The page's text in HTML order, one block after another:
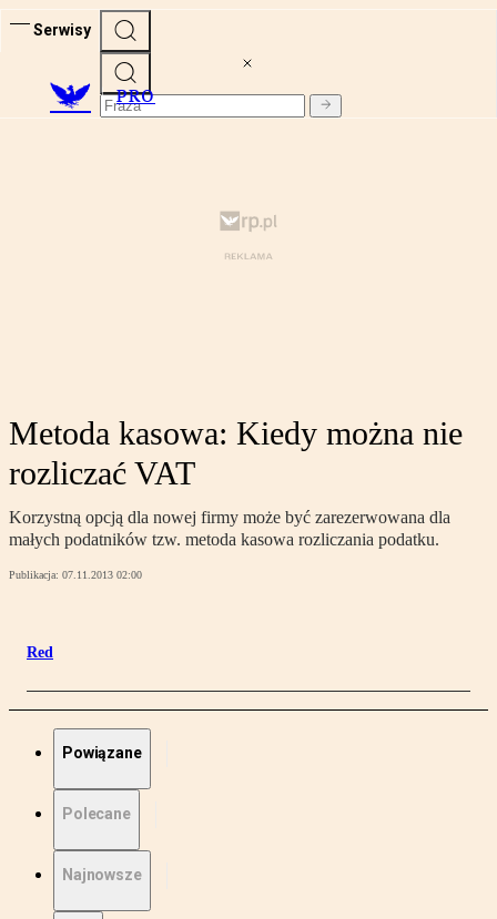
Serwisy
PRO
Metoda kasowa: Kiedy można nie
rozliczać VAT
Korzystną opcją dla nowej firmy może być zarezerwowana dla
małych podatników tzw. metoda kasowa rozliczania podatku.
Publikacja: 07.11.2013 02:00
Red
Powiązane
Polecane
Najnowsze